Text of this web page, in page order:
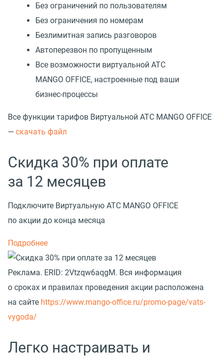
Без ограничений по пользователям
Без ограничения по номерам
Безлимитная запись разговоров
Автоперезвон по пропущенным
Все возможности виртуальной АТС
MANGO OFFICE, настроенные под ваши
бизнес-процессы
Все функции тарифов Виртуальной АТС MANGO OFFICE
— cкачать файл
Скидка 30% при оплате
за 12 месяцев
Подключите Виртуальную АТС MANGO OFFICE
по акции до конца месяца
Подробнее
Реклама. ERID: 2Vtzqw6aqgM. Вся информация
о сроках и правилах проведения акции расположена
на сайте https://www.mango-office.ru/promo-page/vats-
vygoda/
Легко настраивать и